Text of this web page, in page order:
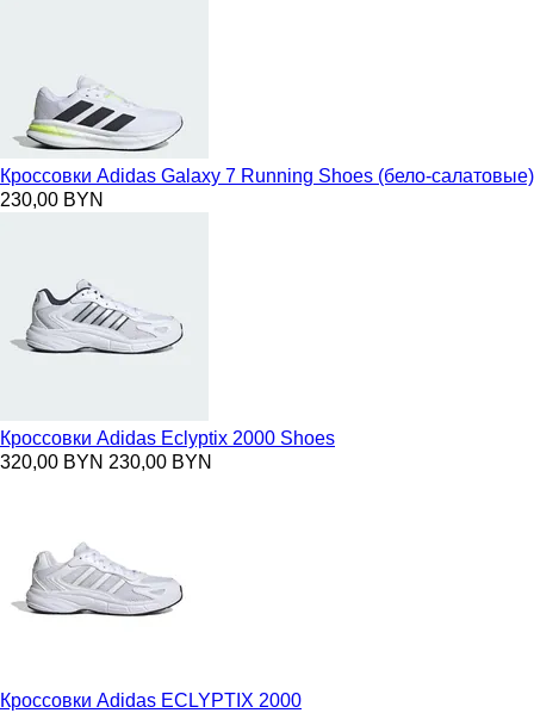
Кроссовки Adidas Galaxy 7 Running Shoes (бело-салатовые)
230,00 BYN
Кроссовки Adidas Eclyptix 2000 Shoes
320,00 BYN 230,00 BYN
Кроссовки Adidas ECLYPTIX 2000